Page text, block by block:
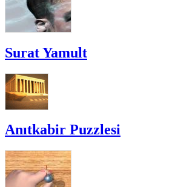
Surat Yamult
Anıtkabir Puzzlesi